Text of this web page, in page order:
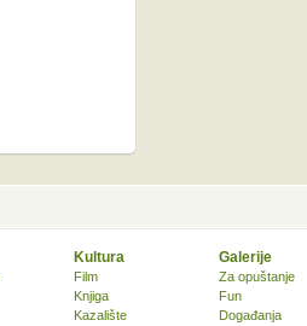
Kultura
Film
Knjiga
Kazalište
Galerije
Za opuštanje
Fun
Događanja